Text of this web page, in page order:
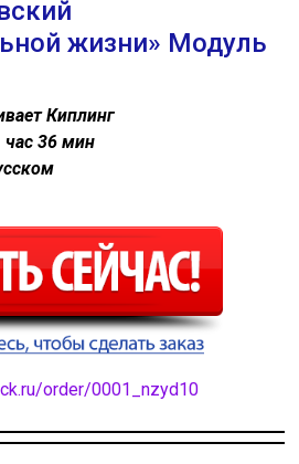
жизни» Модуль
Киплинг
час 36 мин
order/0001_nzyd10